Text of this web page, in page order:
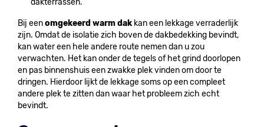
dakterrassen.
Bij eenomgekeerd warm dak kan een lekkage verraderlijk
zijn. Omdat de isolatie zich boven de dakbedekking bevindt,
kan water een hele andere route nemen dan u zou
verwachten. Het kan onder de tegels of het grind doorlopen
en pas binnenshuis een zwakke plek vinden om door te
dringen. Hierdoor lijkt de lekkage soms op een compleet
andere plek te zitten dan waar het probleem zich echt
bevindt.